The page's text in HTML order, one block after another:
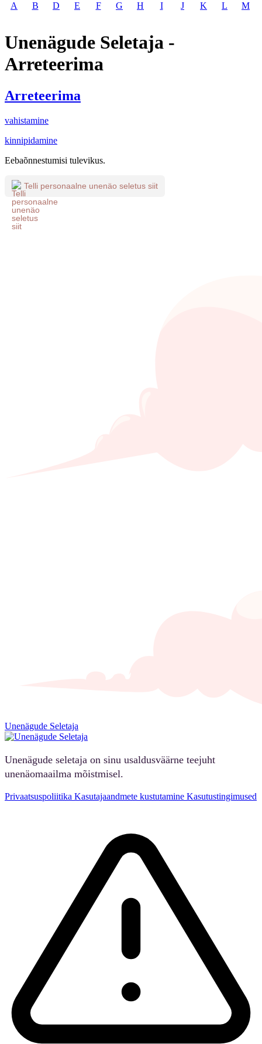
A B D E F G H I J K L M
Unenägude Seletaja -
Arreteerima
Arreteerima
vahistamine
kinnipidamine
Eebaõnnestumisi tulevikus.
Telli personaalne unenäo seletus siit
Unenägude Seletaja
Unenägude seletaja on sinu usaldusväärne teejuht
unenäomaailma mõistmisel.
Privaatsuspoliitika Kasutajaandmete kustutamine Kasutustingimused